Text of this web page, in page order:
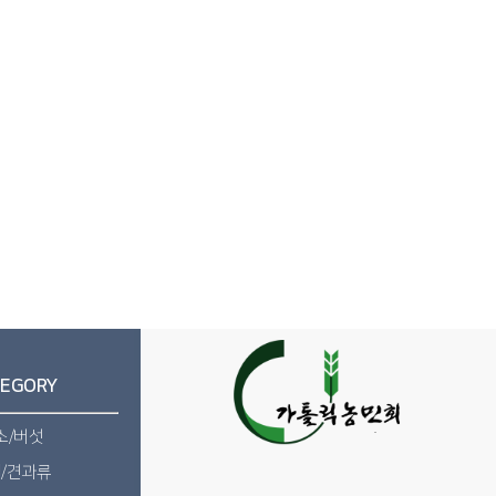
/버섯
견과류